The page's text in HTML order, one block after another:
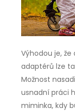
Výhodou je,
adaptérů lze
Možnost
usnadní práci
miminka, kdy